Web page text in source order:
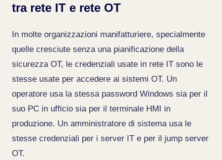
tra rete IT e rete OT
In molte organizzazioni manifatturiere, specialmente
quelle cresciute senza una pianificazione della
sicurezza OT, le credenziali usate in rete IT sono le
stesse usate per accedere ai sistemi OT. Un
operatore usa la stessa password Windows sia per il
suo PC in ufficio sia per il terminale HMI in
produzione. Un amministratore di sistema usa le
stesse credenziali per i server IT e per il jump server
OT.